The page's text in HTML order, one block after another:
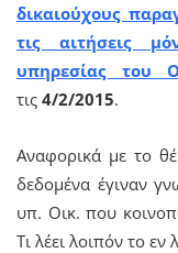
δικαιούχους
τις αιτήσεις
υπηρεσίας του
τις 4/2/2015.
Αναφορικά με το
δεδομένα έγιναν
υπ. Οικ. που
Τι λέει λοιπόν το